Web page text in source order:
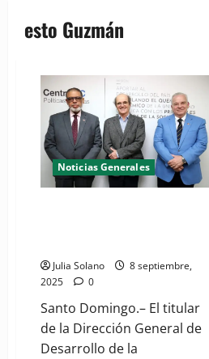
esto Guzmán
Noticias Generales
Julia Solano
8 septiembre,
2025
0
Santo Domingo.– El titular
de la Dirección General de
Desarrollo de la